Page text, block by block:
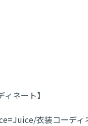
ィネート】
衣装コーデ